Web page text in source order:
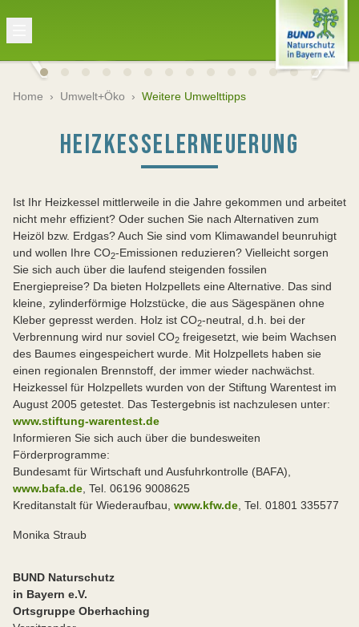
Home › Umwelt+Öko › Weitere Umwelttipps
HEIZKESSELERNEUERUNG
Ist Ihr Heizkessel mittlerweile in die Jahre gekommen und arbeitet
nicht mehr effizient? Oder suchen Sie nach Alternativen zum
Heizöl bzw. Erdgas? Auch Sie sind vom Klimawandel beunruhigt
und wollen Ihre CO2-Emissionen reduzieren? Vielleicht sorgen
Sie sich auch über die laufend steigenden fossilen
Energiepreise? Da bieten Holzpellets eine Alternative. Das sind
kleine, zylinderförmige Holzstücke, die aus Sägespänen ohne
Kleber gepresst werden. Holz ist CO2-neutral, d.h. bei der
Verbrennung wird nur soviel CO2 freigesetzt, wie beim Wachsen
des Baumes eingespeichert wurde. Mit Holzpellets haben sie
einen regionalen Brennstoff, der immer wieder nachwächst.
Heizkessel für Holzpellets wurden von der Stiftung Warentest im
August 2005 getestet. Das Testergebnis ist nachzulesen unter:
www.stiftung-warentest.de
Informieren Sie sich auch über die bundesweiten
Förderprogramme:
Bundesamt für Wirtschaft und Ausfuhrkontrolle (BAFA),
www.bafa.de , Tel. 06196 9008625
Kreditanstalt für Wiederaufbau, www.kfw.de , Tel. 01801 335577
Monika Straub
BUND Naturschutz
in Bayern e.V.
Ortsgruppe Oberhaching